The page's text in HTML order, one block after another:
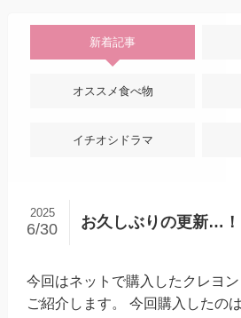
新着記事
オススメ食べ物
イチオシドラマ
お久しぶりの更新…！
2025
6/30
今回はネットで購入したクレヨ
ご紹介します。 今回購入したの